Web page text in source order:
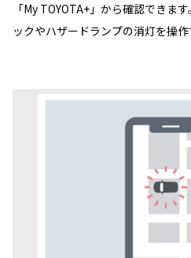
「My TOYOTA+」から確認できま
ックやハザードランプの消灯を操作